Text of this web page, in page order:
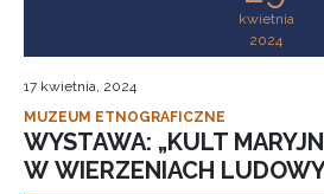
kwietnia
2024
17 kwietnia, 2024
MUZEUM ETNOGRAFICZNE
WYSTAWA: „KULT
W WIERZENIACH